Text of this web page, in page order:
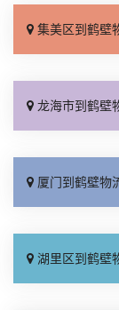
集美区到鹤壁物流专线_来电咨询
龙海市到鹤壁物流专线_托运放心
厦门到鹤壁物流专线_不随意加价
湖里区到鹤壁物流专线_收费介绍